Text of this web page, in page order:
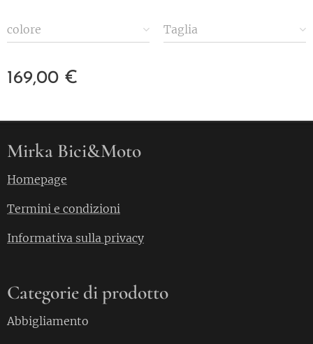
colore Taglia
169,00 €
Mirka Bici&Moto
Homepage
Termini e condizioni
Informativa sulla privacy
Categorie di prodotto
Abbigliamento